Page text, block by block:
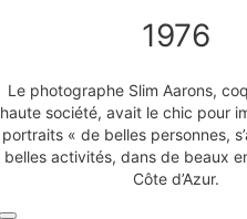
1976
Le photographe Slim Aarons,
haute société, avait le chic pour
portraits « de belles personnes,
belles activités, dans de beaux
Côte d’Azur.